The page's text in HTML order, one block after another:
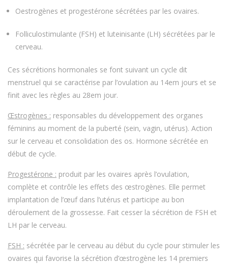
Oestrogènes et progestérone sécrétées par les ovaires.
Folliculostimulante (FSH) et luteinisante (LH) sécrétées par le
cerveau.
Ces sécrétions hormonales se font suivant un cycle dit
menstruel qui se caractérise par l’ovulation au 14em jours et se
finit avec les règles au 28em jour.
Œstrogènes : responsables du développement des organes
féminins au moment de la puberté (sein, vagin, utérus). Action
sur le cerveau et consolidation des os. Hormone sécrétée en
début de cycle.
Progestérone : produit par les ovaires après l’ovulation,
complète et contrôle les effets des œstrogènes. Elle permet
implantation de l’œuf dans l’utérus et participe au bon
déroulement de la grossesse. Fait cesser la sécrétion de FSH et
LH par le cerveau.
FSH : sécrétée par le cerveau au début du cycle pour stimuler les
ovaires qui favorise la sécrétion d’œstrogène les 14 premiers